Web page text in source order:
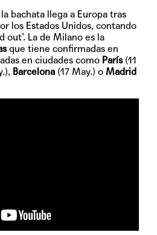
bachata llega a Europa tras
los Estados Unidos, contando
out’. La de Milano es la
que tiene confirmadas en
en ciudades como París(11
Barcelona(17 May.) oMadrid